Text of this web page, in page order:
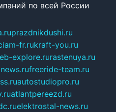
по всей России
prazdnikdushi.ru
fr.rukraft-you.ru
explore.rurastenuya.ru
freeride-team.ru
autostudiopro.ru
atlantpereezd.ru
elektrostal-news.ru